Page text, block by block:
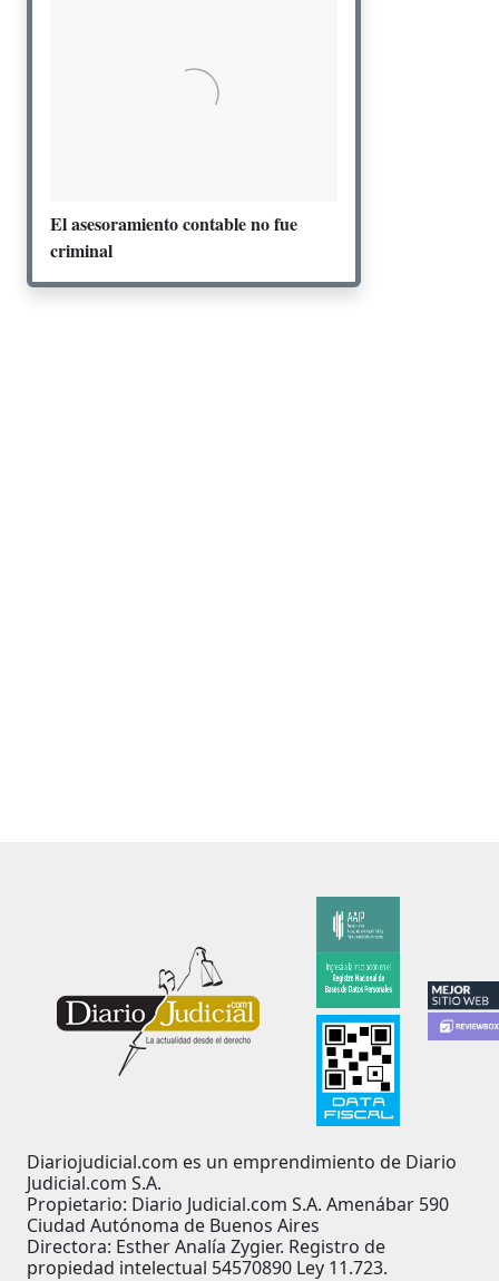
El asesoramiento contable no fue
criminal
Diariojudicial.com es un emprendimiento de Diario
Judicial.com S.A.
Propietario: Diario Judicial.com S.A. Amenábar 590
Ciudad Autónoma de Buenos Aires
Directora: Esther Analía Zygier. Registro de
propiedad intelectual 54570890 Ley 11.723.